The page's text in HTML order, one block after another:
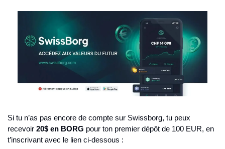
Si tu n’as pas encore de compte sur Swissborg, tu peux
recevoir 20$ en BORG pour ton premier dépôt de 100 EUR, en
t’inscrivant avec le lien ci-dessous :